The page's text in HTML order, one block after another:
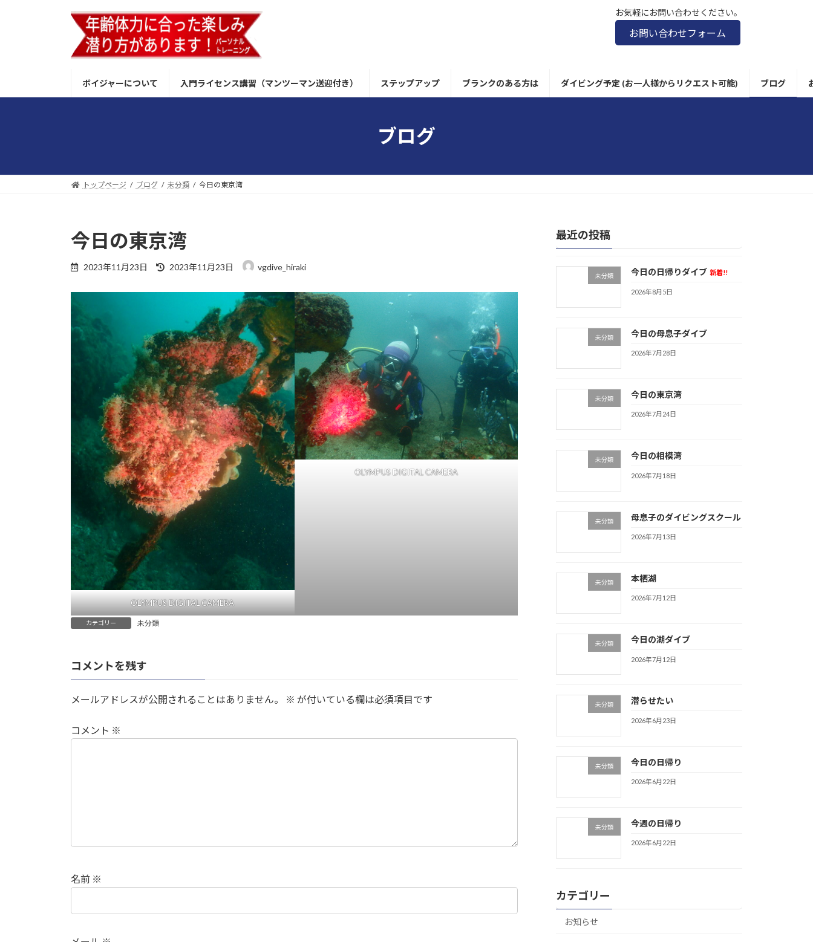
お気軽にお問い合わせください。
お問い合わせフォーム
ボイジャーについて 入門ライセンス講習（マンツーマン送迎付き） ステップアップ ブランクのある方は ダイビング予定 (お一人様からリクエスト可能) ブログ
ブログ
トップページ ブログ 未分類 今日の東京湾
今日の東京湾
2023年11月23日
最
:
2023年11月23日 vgdive_hiraki
OLYMPUS DIGITAL CAMERA
OLYMPUS DIGITAL CAMERA
カテゴリー 未分類
コメントを残す
メールアドレスが公開されることはありません。 ※ が付いている欄は必須項目です
コメント ※
名前 ※
最近の投稿
未分類 今日の日帰りダイブ 新着!!
2026年8月5日
未分類 今日の母息子ダイブ
2026年7月28日
未分類 今日の東京湾
2026年7月24日
未分類 今日の相模湾
2026年7月18日
未分類 母息子のダイビングスクール
2026年7月13日
未分類 本栖湖
2026年7月12日
未分類 今日の湖ダイブ
2026年7月12日
未分類 潜らせたい
2026年6月23日
未分類 今日の日帰り
2026年6月22日
未分類 今週の日帰り
2026年6月22日
カテゴリー
お知らせ